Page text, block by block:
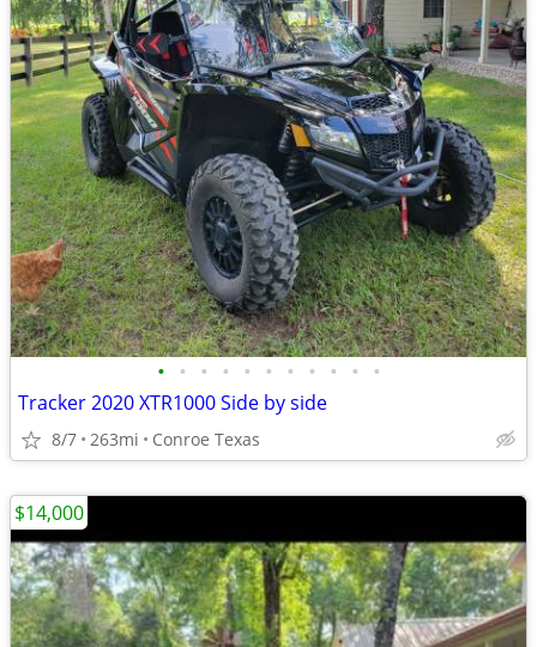
• • • • • • • • • • •
Tracker 2020 XTR1000 Side by side
8/7 263mi Conroe Texas
$14,000